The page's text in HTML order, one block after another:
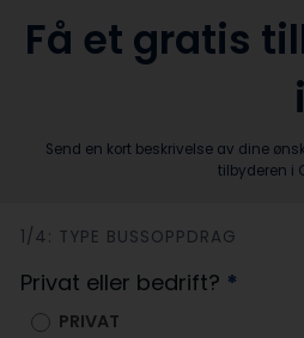
Få et gratis
Send en kort beskrivelse av dine
tilbyderen i
h
e
1/4: TYPE BUSSOPPDRAG
Privat eller bedrift? *
PRIVAT